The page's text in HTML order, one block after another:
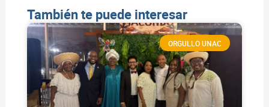
También te puede interesar
ORGULLO UNAC